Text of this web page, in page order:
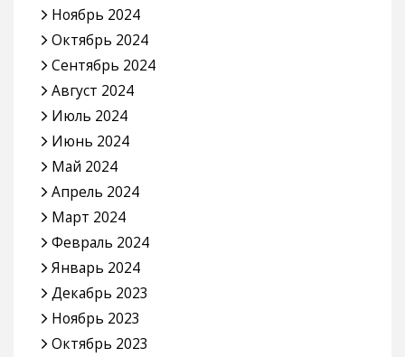
Ноябрь 2024
Октябрь 2024
Сентябрь 2024
Август 2024
Июль 2024
Июнь 2024
Май 2024
Апрель 2024
Март 2024
Февраль 2024
Январь 2024
Декабрь 2023
Ноябрь 2023
Октябрь 2023